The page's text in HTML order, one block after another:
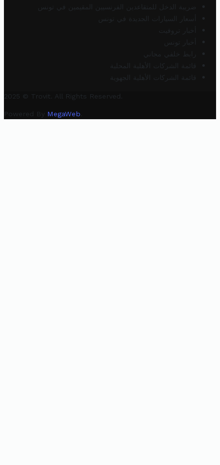
ضريبة الدخل للمتقاعدين الفرنسيين المقيمين في تونس
أسعار السيارات الجديدة في تونس
أخبار تروفيت
أخبار تونس
رابط خلفي مجاني
قائمة الشركات الأهلية المحلية
قائمة الشركات الأهلية الجهوية
2025 © Trovit. All Rights Reserved.
Powered By MegaWeb